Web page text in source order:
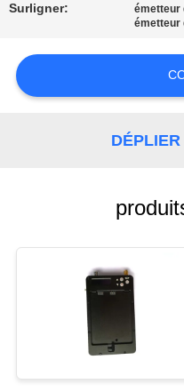
CONTACTEZ-
NOUS
DEMANDER
UN DEVIS
SITE
POLITIQUE
Surligner: émetteur
émetteur